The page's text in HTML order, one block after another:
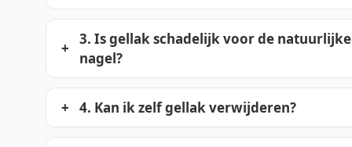
3. Is gellak schadelijk voor de natuurlijke
nagel?
4. Kan ik zelf gellak verwijderen?